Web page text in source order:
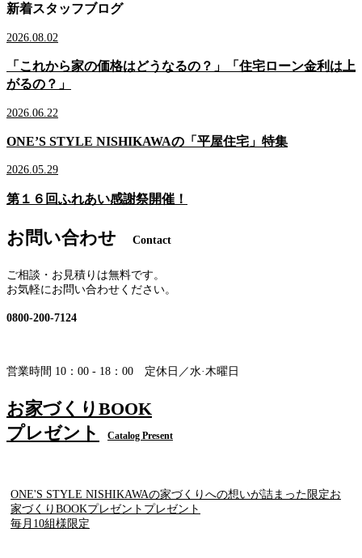
新着スタッフブログ
2026.08.02
「これから家の価格はどうなるの？」「住宅ローン金利は上
がるの？」
2026.06.22
ONE’S STYLE NISHIKAWAの「平屋住宅」特集
2026.05.29
第１６回ふれあい感謝祭開催！
お問い合わせ Contact
ご相談・お見積りは無料です。
お気軽にお問い合わせください。
0800-200-7124
営業時間 10：00 - 18：00 定休日／水·木曜日
お家づくりBOOK
プレゼント
Catalog Present
ONE'S STYLE NISHIKAWAの家づくりへの想いが詰まった限定お
家づくりBOOKプレゼントプレゼント
毎月10組様限定